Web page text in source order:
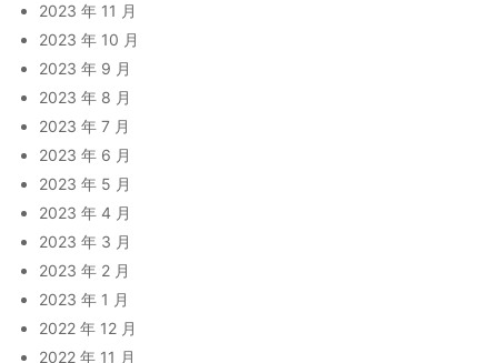
2023 年 11 月
2023 年 10 月
2023 年 9 月
2023 年 8 月
2023 年 7 月
2023 年 6 月
2023 年 5 月
2023 年 4 月
2023 年 3 月
2023 年 2 月
2023 年 1 月
2022 年 12 月
2022 年 11 月